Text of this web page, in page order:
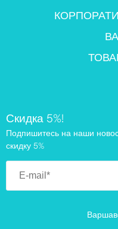
Скидка 5%!
Подпишитесь на наши
скидку 5%